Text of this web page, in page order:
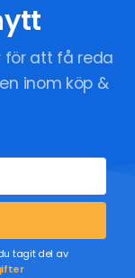
för att få reda
inom köp &
tagit del av